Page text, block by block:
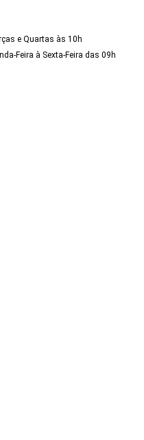
e Quartas às 10h
Feira à Sexta-Feira das 09h